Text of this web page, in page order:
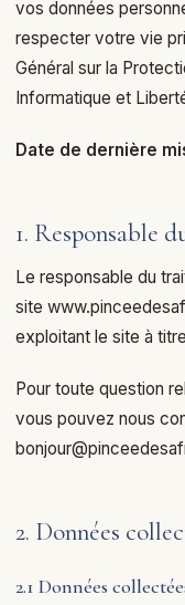
vos données
respecter votre vie
Général sur la
Informatique et
Date de dernière
1. Responsable
Le responsable du
site
exploitant le site à
Pour toute question
vous pouvez nous
2. Données
2.1 Données